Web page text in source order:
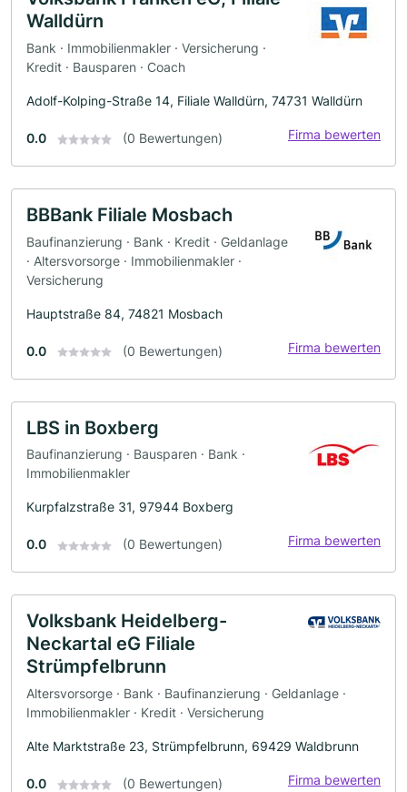
Walldürn
Bank · Immobilienmakler · Versicherung ·
Kredit · Bausparen · Coach
Adolf-Kolping-Straße 14, Filiale Walldürn, 74731 Walldürn
0.0 (0 Bewertungen) Firma bewerten
BBBank Filiale Mosbach
Baufinanzierung · Bank · Kredit · Geldanlage
· Altersvorsorge · Immobilienmakler ·
Versicherung
Hauptstraße 84, 74821 Mosbach
0.0 (0 Bewertungen) Firma bewerten
LBS in Boxberg
Baufinanzierung · Bausparen · Bank ·
Immobilienmakler
Kurpfalzstraße 31, 97944 Boxberg
0.0 (0 Bewertungen) Firma bewerten
Volksbank Heidelberg-
Neckartal eG Filiale
Strümpfelbrunn
Altersvorsorge · Bank · Baufinanzierung · Geldanlage ·
Immobilienmakler · Kredit · Versicherung
Alte Marktstraße 23, Strümpfelbrunn, 69429 Waldbrunn
0.0 (0 Bewertungen) Firma bewerten